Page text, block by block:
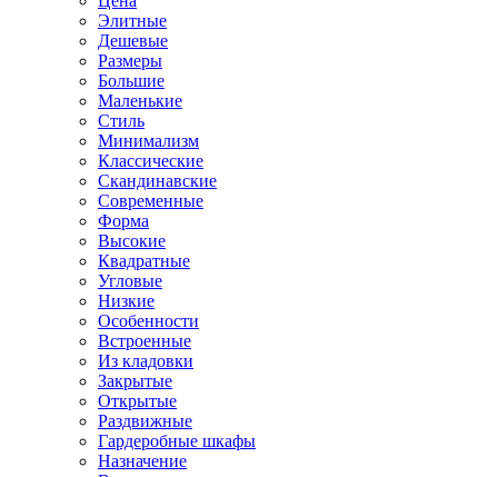
Элитные
Дешевые
Размеры
Большие
Маленькие
Стиль
Минимализм
Классические
Скандинавские
Современные
Форма
Высокие
Квадратные
Угловые
Низкие
Особенности
Встроенные
Из кладовки
Закрытые
Открытые
Раздвижные
Гардеробные шкафы
Назначение